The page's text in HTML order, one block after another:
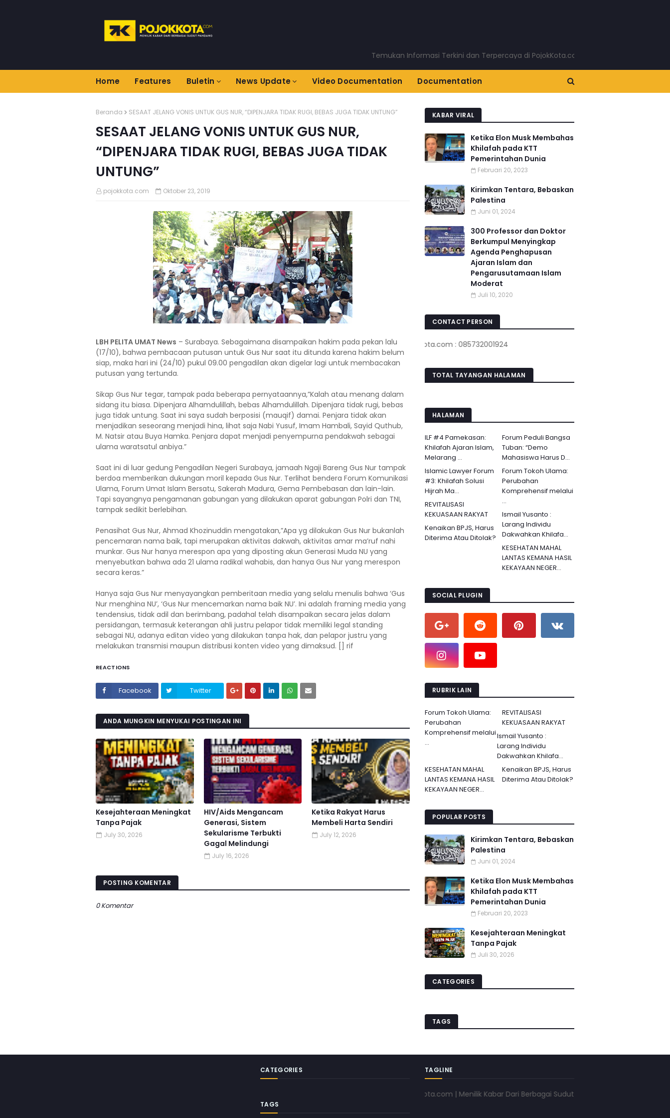
Temukan Informasi Terkini dan Terpercaya di PojokKota.com: Menyajikan Berita Terkini
Home Features Buletin News Update Video Documentation Documentation
Beranda SESAAT JELANG VONIS UNTUK GUS NUR, “DIPENJARA TIDAK RUGI, BEBAS JUGA TIDAK UNTUNG”
SESAAT JELANG VONIS UNTUK GUS NUR,
“DIPENJARA TIDAK RUGI, BEBAS JUGA TIDAK
UNTUNG”
pojokkota.com Oktober 23, 2019
LBH PELITA UMAT News – Surabaya. Sebagaimana disampaikan hakim pada pekan lalu
(17/10), bahwa pembacaan putusan untuk Gus Nur saat itu ditunda karena hakim belum
siap, maka hari ini (24/10) pukul 09.00 pengadilan akan digelar lagi untuk membacakan
putusan yang tertunda.
Sikap Gus Nur tegar, tampak pada beberapa pernyataannya,”Kalah atau menang dalam
sidang itu biasa. Dipenjara Alhamdulillah, bebas Alhamdulillah. Dipenjara tidak rugi, bebas
juga tidak untung. Saat ini saya sudah berposisi (mauqif) damai. Penjara tidak akan
menjadikan seseorang menjadi hina, lihat saja Nabi Yusuf, Imam Hambali, Sayid Quthub,
M. Natsir atau Buya Hamka. Penjara dapat menjadi penyempurna pendakwah sebagai
ulama waratsatul anbiya.”
Saat ini di luar gedung Pengadilan Negeri Surabaya, jamaah Ngaji Bareng Gus Nur tampak
berdoa memberikan dukungan moril kepada Gus Nur. Terlihat bendera Forum Komunikasi
Ulama, Forum Umat Islam Bersatu, Sakerah Madura, Gema Pembebasan dan lain-lain.
Tapi sayangnya pengamanan gabungan yang dilakukan aparat gabungan Polri dan TNI,
tampak sedikit berlebihan.
Penasihat Gus Nur, Ahmad Khozinuddin mengatakan,”Apa yg dilakukan Gus Nur bukanlah
pencemaran nama baik, tapi merupakan aktivitas dakwah, aktivitas amar ma’ruf nahi
munkar. Gus Nur hanya merespon apa yang diposting akun Generasi Muda NU yang
menyebutkan bahwa ada 21 ulama radikal wahabis, dan hanya Gus Nur yang merespon
secara keras.”
Hanya saja Gus Nur menyayangkan pemberitaan media yang selalu menulis bahwa ‘Gus
Nur menghina NU’, ‘Gus Nur mencemarkan nama baik NU’. Ini adalah framing media yang
tendensius, tidak adil dan berimbang, padahal telah disampaikan secara jelas dalam
persidangan, termasuk keterangan ahli justru pelapor tidak memiliki legal standing
sebagai NU, adanya editan video yang dilakukan tanpa hak, dan pelapor justru yang
melakukan transmisi maupun distribusi konten video yang dimaksud. [] rif
REACTIONS
Facebook Twitter
ANDA MUNGKIN MENYUKAI POSTINGAN INI
Kesejahteraan Meningkat
Tanpa Pajak
July 30, 2026
HIV/Aids Mengancam
Generasi, Sistem
Sekularisme Terbukti
Gagal Melindungi
July 16, 2026
Ketika Rakyat Harus
Membeli Harta Sendiri
July 12, 2026
POSTING KOMENTAR
0 Komentar
KABAR VIRAL
Ketika Elon Musk Membahas
Khilafah pada KTT
Pemerintahan Dunia
Februari 20, 2023
Kirimkan Tentara, Bebaskan
Palestina
Juni 01, 2024
300 Professor dan Doktor
Berkumpul Menyingkap
Agenda Penghapusan
Ajaran Islam dan
Pengarusutamaan Islam
Moderat
Juli 10, 2020
CONTACT PERSON
www.pojokkota.com : 085732001924
TOTAL TAYANGAN HALAMAN
HALAMAN
ILF #4 Pamekasan:
Khilafah Ajaran Islam,
Melarang ...
Forum Peduli Bangsa
Tuban: “Demo
Mahasiswa Harus D...
Islamic Lawyer Forum
#3: Khilafah Solusi
Hijrah Ma...
Forum Tokoh Ulama:
Perubahan
Komprehensif melalui
...
REVITALISASI
KEKUASAAN RAKYAT
Ismail Yusanto :
Larang Individu
Dakwahkan Khilafa...
Kenaikan BPJS, Harus
Diterima Atau Ditolak?
KESEHATAN MAHAL
LANTAS KEMANA HASIL
KEKAYAAN NEGER...
SOCIAL PLUGIN
RUBRIK LAIN
Forum Tokoh Ulama:
Perubahan
Komprehensif melalui
...
REVITALISASI
KEKUASAAN RAKYAT
Ismail Yusanto :
Larang Individu
Dakwahkan Khilafa...
Kenaikan BPJS, Harus
Diterima Atau Ditolak?
KESEHATAN MAHAL
LANTAS KEMANA HASIL
KEKAYAAN NEGER...
POPULAR POSTS
Kirimkan Tentara, Bebaskan
Palestina
Juni 01, 2024
Ketika Elon Musk Membahas
Khilafah pada KTT
Pemerintahan Dunia
Februari 20, 2023
Kesejahteraan Meningkat
Tanpa Pajak
Juli 30, 2026
CATEGORIES
TAGS
CATEGORIES
TAGS
TAGLINE
www.pojokkota.com | Menilik Kabar Dari Berbagai Sudut Pandang | www.pojokkota.com